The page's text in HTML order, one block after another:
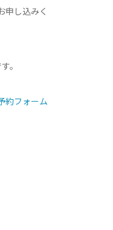
申し込みく
。
約フォーム